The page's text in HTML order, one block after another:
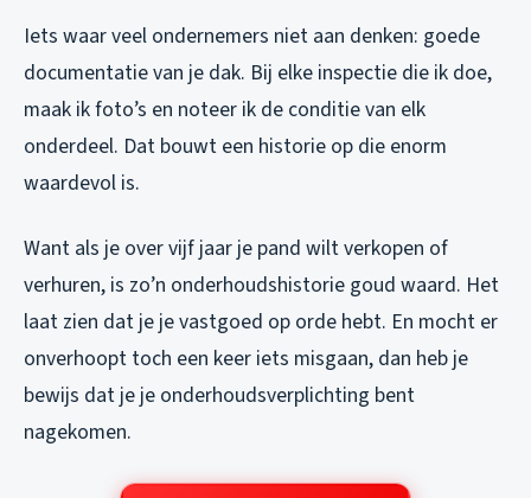
Iets waar veel ondernemers niet aan denken: goede
documentatie van je dak. Bij elke inspectie die ik doe,
maak ik foto’s en noteer ik de conditie van elk
onderdeel. Dat bouwt een historie op die enorm
waardevol is.
Want als je over vijf jaar je pand wilt verkopen of
verhuren, is zo’n onderhoudshistorie goud waard. Het
laat zien dat je je vastgoed op orde hebt. En mocht er
onverhoopt toch een keer iets misgaan, dan heb je
bewijs dat je je onderhoudsverplichting bent
nagekomen.